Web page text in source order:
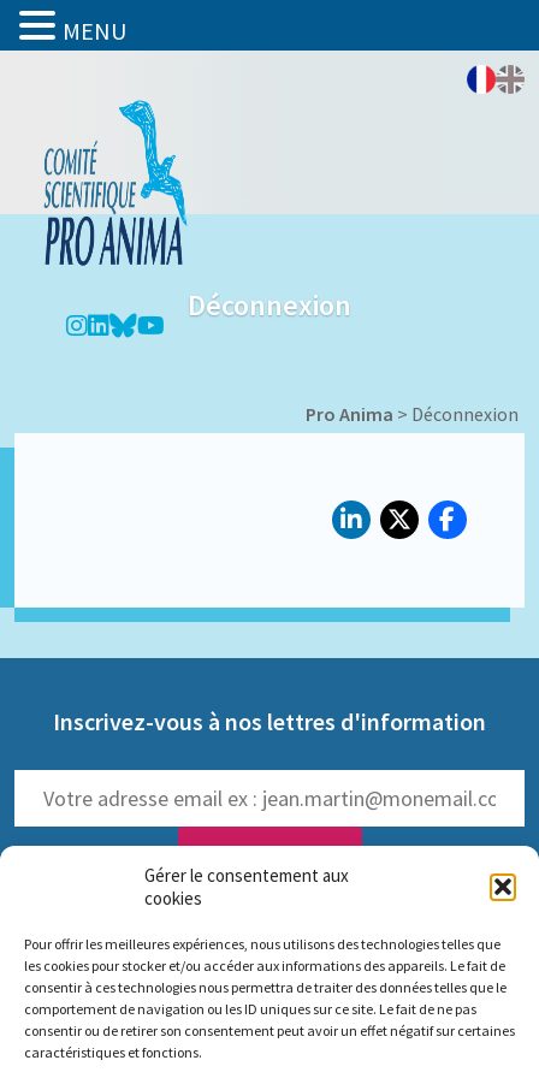
Gérer le consentement aux
cookies
Pour offrir les meilleures expériences, nous utilisons des technologies telles que
les cookies pour stocker et/ou accéder aux informations des appareils. Le fait de
consentir à ces technologies nous permettra de traiter des données telles que le
comportement de navigation ou les ID uniques sur ce site. Le fait de ne pas
consentir ou de retirer son consentement peut avoir un effet négatif sur certaines
caractéristiques et fonctions.
Déconnexion
Pro Anima > Déconnexion
Inscrivez-vous à nos lettres d'information
trimestrielle de Pro Anima(Voir les anciennes lettres)
hebdomadaire dédiée aux NAMs
MENU